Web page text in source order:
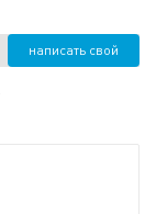
написать свой